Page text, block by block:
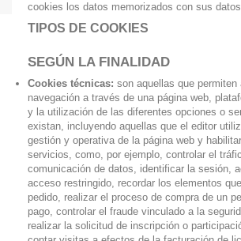
cookies los datos memorizados con sus
TIPOS DE COOKIES
SEGÚN LA FINALIDAD
Cookies técnicas: son aquellas que permiten
navegación a través de una página web,
y la utilización de las diferentes opciones o
existan, incluyendo aquellas que el editor
gestión y operativa de la página web y
servicios, como, por ejemplo, controlar el
comunicación de datos, identificar la sesión,
acceso restringido, recordar los elementos
pedido, realizar el proceso de compra de un
pago, controlar el fraude vinculado a la
realizar la solicitud de inscripción o